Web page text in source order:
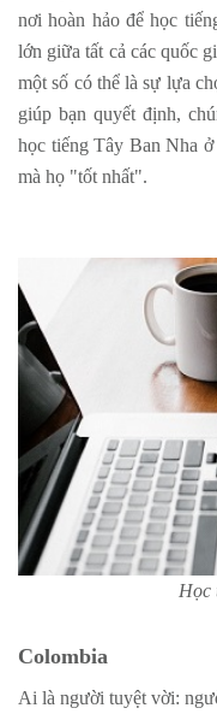
nơi hoàn hảo để học
lớn giữa tất cả các quốc
một số có thể là sự lựa
giúp bạn quyết định,
học tiếng Tây Ban Nha
mà họ "tốt nhất".
Học
Colombia
Ai là người tuyệt vời: